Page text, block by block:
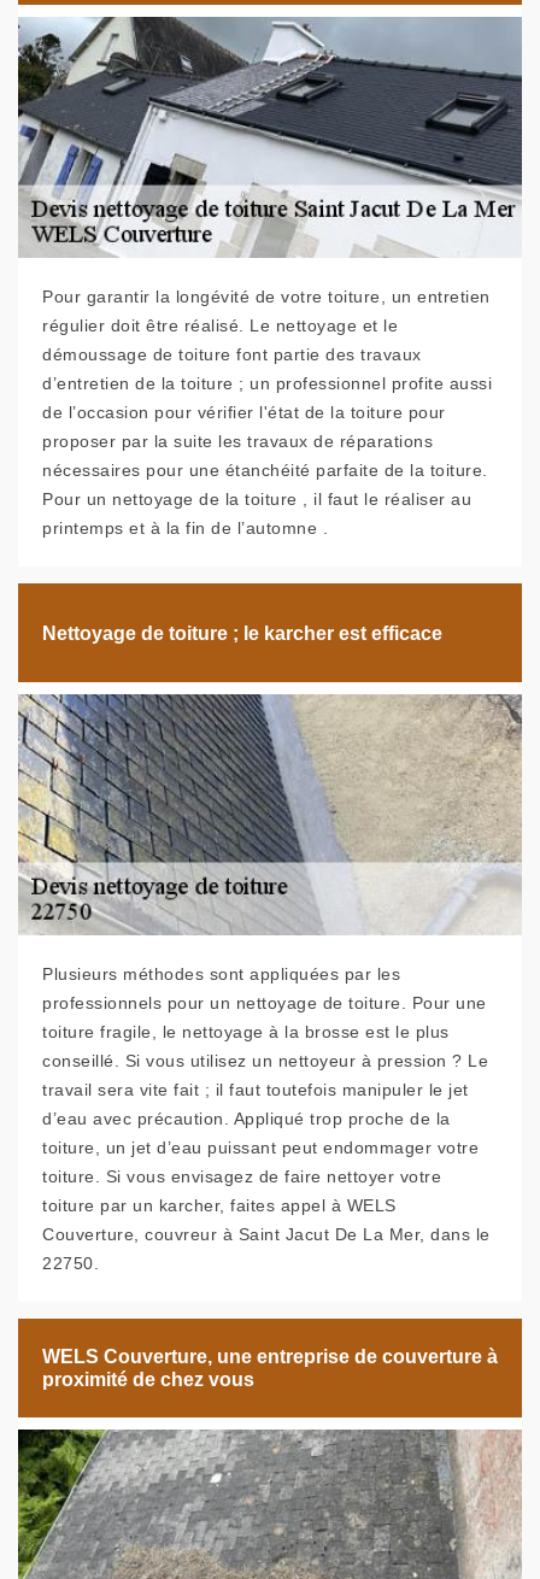
Pour garantir la longévité de votre toiture, un entretien
régulier doit être réalisé. Le nettoyage et le
démoussage de toiture font partie des travaux
d’entretien de la toiture ; un professionnel profite aussi
de l’occasion pour vérifier l'état de la toiture pour
proposer par la suite les travaux de réparations
nécessaires pour une étanchéité parfaite de la toiture.
Pour un nettoyage de la toiture , il faut le réaliser au
printemps et à la fin de l’automne .
Nettoyage de toiture ; le karcher est efficace
Plusieurs méthodes sont appliquées par les
professionnels pour un nettoyage de toiture. Pour une
toiture fragile, le nettoyage à la brosse est le plus
conseillé. Si vous utilisez un nettoyeur à pression ? Le
travail sera vite fait ; il faut toutefois manipuler le jet
d’eau avec précaution. Appliqué trop proche de la
toiture, un jet d’eau puissant peut endommager votre
toiture. Si vous envisagez de faire nettoyer votre
toiture par un karcher, faites appel à WELS
Couverture, couvreur à Saint Jacut De La Mer, dans le
22750.
WELS Couverture, une entreprise de couverture à
proximité de chez vous